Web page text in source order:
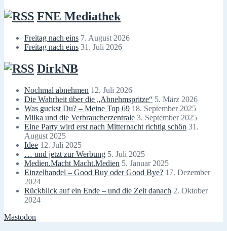
FNE Mediathek
Freitag nach eins 7. August 2026
Freitag nach eins 31. Juli 2026
DirkNB
Nochmal abnehmen 12. Juli 2026
Die Wahrheit über die „Abnehmspritze“ 5. März 2026
Was guckst Du? – Meine Top 69 18. September 2025
Milka und die Verbraucherzentrale 3. September 2025
Eine Party wird erst nach Mitternacht richtig schön 31.
August 2025
Idee 12. Juli 2025
… und jetzt zur Werbung 5. Juli 2025
Medien.Macht Macht.Medien 5. Januar 2025
Einzelhandel – Good Buy oder Good Bye? 17. Dezember
2024
Rückblick auf ein Ende – und die Zeit danach 2. Oktober
2024
Mastodon